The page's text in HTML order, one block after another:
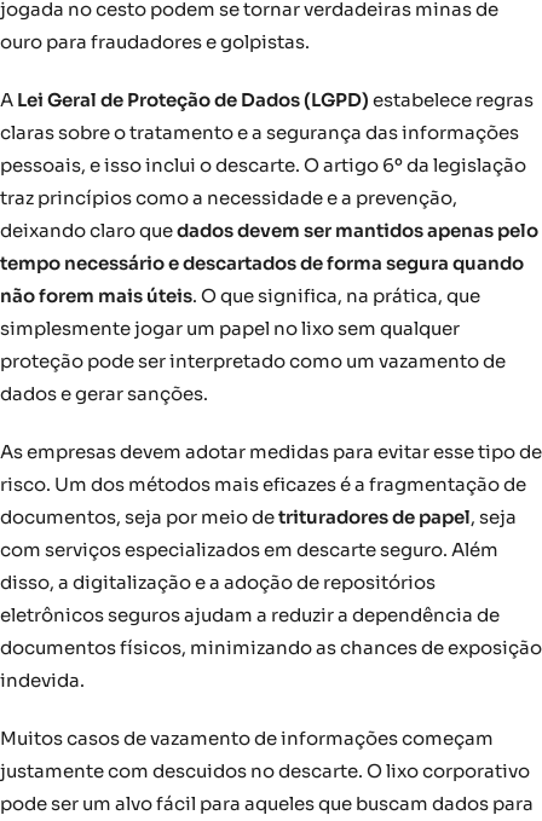
jogada no cesto podem se tornar verdadeiras minas de
ouro para fraudadores e golpistas.
A Lei Geral de Proteção de Dados (LGPD) estabelece regras
claras sobre o tratamento e a segurança das informações
pessoais, e isso inclui o descarte. O artigo 6º da legislação
traz princípios como a necessidade e a prevenção,
deixando claro quedados devem ser mantidos apenas pelo
tempo necessário e descartados de forma segura quando
não forem mais úteis. O que significa, na prática, que
simplesmente jogar um papel no lixo sem qualquer
proteção pode ser interpretado como um vazamento de
dados e gerar sanções.
As empresas devem adotar medidas para evitar esse tipo de
risco. Um dos métodos mais eficazes é a fragmentação de
documentos, seja por meio detrituradores de papel, seja
com serviços especializados em descarte seguro. Além
disso, a digitalização e a adoção de repositórios
eletrônicos seguros ajudam a reduzir a dependência de
documentos físicos, minimizando as chances de exposição
indevida.
Muitos casos de vazamento de informações começam
justamente com descuidos no descarte. O lixo corporativo
pode ser um alvo fácil para aqueles que buscam dados para